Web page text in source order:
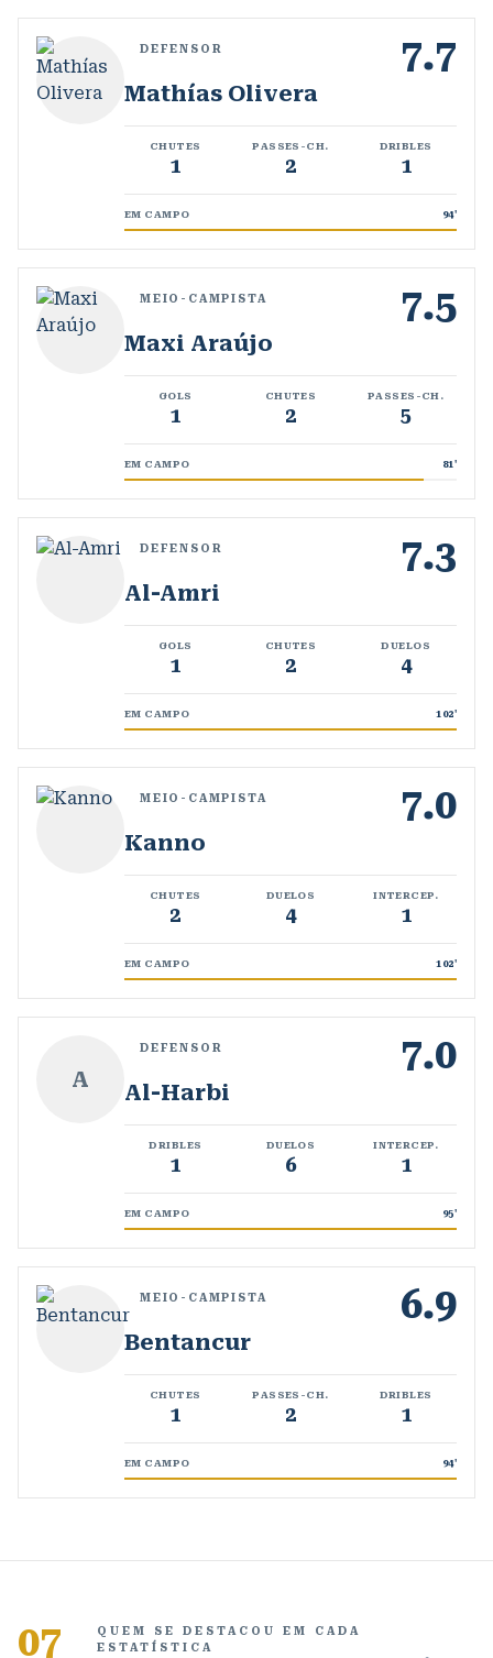
DEFENSOR 7.7
Mathías Olivera
CHUTES
1
PASSES-CH.
2
DRIBLES
1
EM CAMPO 94'
MEIO-CAMPISTA 7.5
Maxi Araújo
GOLS
1
CHUTES
2
PASSES-CH.
5
EM CAMPO 81'
DEFENSOR 7.3
Al-Amri
GOLS
1
CHUTES
2
DUELOS
4
EM CAMPO 102'
MEIO-CAMPISTA 7.0
Kanno
CHUTES
2
DUELOS
4
INTERCEP.
1
EM CAMPO 102'
A
DEFENSOR 7.0
Al-Harbi
DRIBLES
1
DUELOS
6
INTERCEP.
1
EM CAMPO 95'
MEIO-CAMPISTA 6.9
Bentancur
CHUTES
1
PASSES-CH.
2
DRIBLES
1
EM CAMPO 94'
07
QUEM SE DESTACOU EM CADA
ESTATÍSTICA